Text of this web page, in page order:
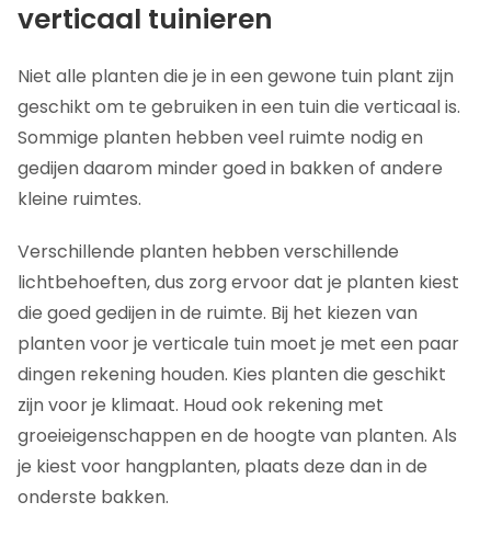
verticaal tuinieren
Niet alle planten die je in een gewone tuin plant zijn
geschikt om te gebruiken in een tuin die verticaal is.
Sommige planten hebben veel ruimte nodig en
gedijen daarom minder goed in bakken of andere
kleine ruimtes.
Verschillende planten hebben verschillende
lichtbehoeften, dus zorg ervoor dat je planten kiest
die goed gedijen in de ruimte. Bij het kiezen van
planten voor je verticale tuin moet je met een paar
dingen rekening houden. Kies planten die geschikt
zijn voor je klimaat. Houd ook rekening met
groeieigenschappen en de hoogte van planten. Als
je kiest voor hangplanten, plaats deze dan in de
onderste bakken.